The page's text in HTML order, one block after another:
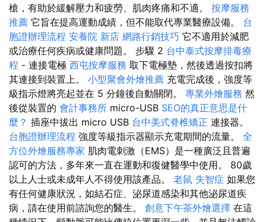
槍，有助於緩解壓力和疲勞、肌肉疼痛和不適。 按摩服務
推薦 它旨在提高運動成績，但不能取代專業醫療設備。 台
胞證辦理流程 安養院 新店 網路行銷技巧 它不適用於減肥
或治療任何疾病或健康問題。 步驟 2 台中泰式按摩排毒療
程 - 連接電極 西屯按摩服務 取下電極墊，然後透過按扣將
其連接到裝置上。 小型聚會外燴推薦 充電完成後，強度等
級指示燈將亮起並在 5 分鐘後自動關閉。 專業外燴服務 然
後從裝置的 會計事務所 micro-USB SEO的真正意思是什
麼？ 插座中拔出 micro USB 台中美式脊椎矯正 連接器。
台胞證辦理流程 強度等級指示器顯示充電期間的流量。 全
方位外燴服務專家 肌肉電刺激（EMS）是一種廣泛且普遍
認可的方法，多年來一直在運動和復健醫學中使用。 80歲
以上人士或未成年人不得使用該產品。 老鼠 失智症 如果您
有任何健康狀況，如結石症、泌尿道感染和其他泌尿道疾
病，請在使用前諮詢您的醫生。 創意下午茶外燴選擇 在這